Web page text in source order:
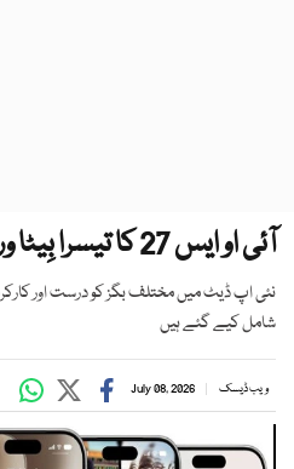
آئی او ایس 27 کا تیسرا بِیٹا ورژن جاری
نئی اپ ڈیٹ میں مختلف بگز کو درست اور
شامل کیے گئے ہیں
ویب ڈیسک July 08, 2026